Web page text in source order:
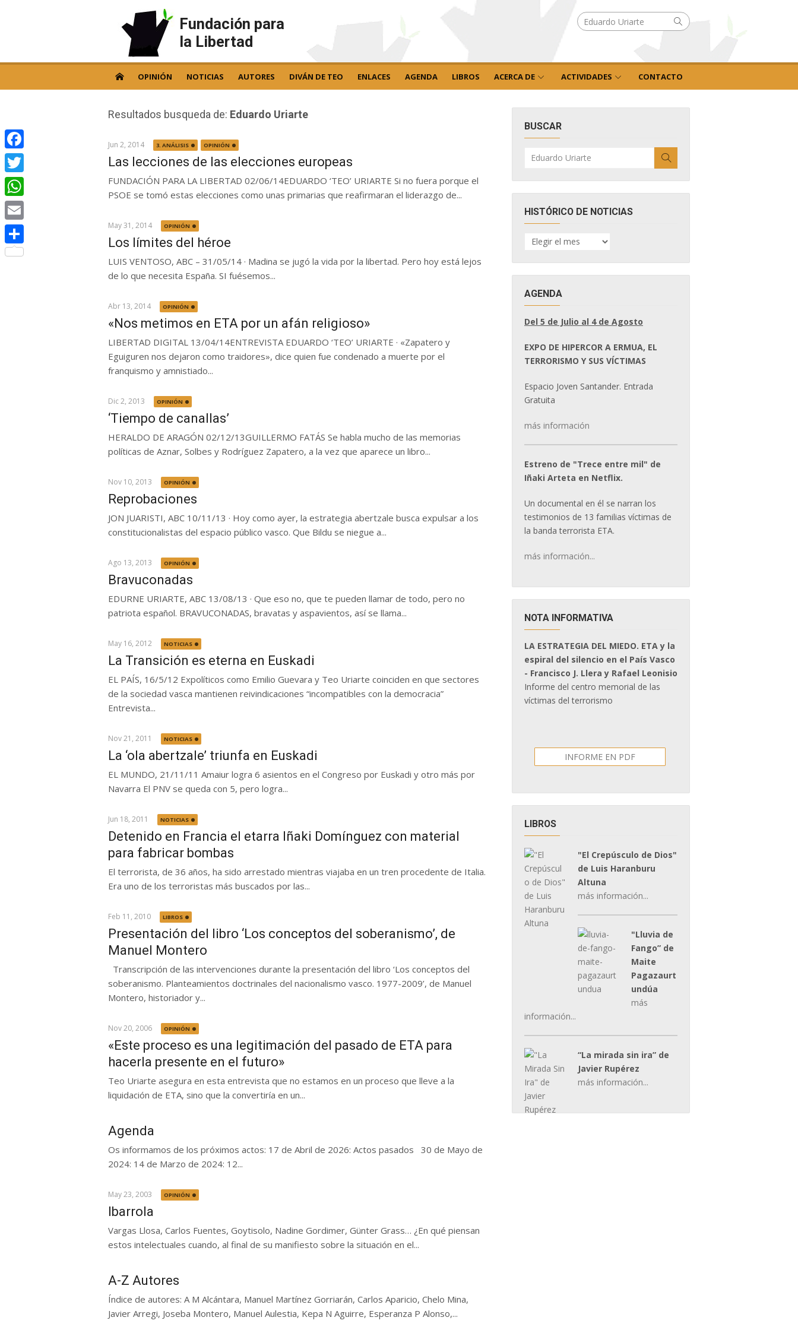
Fundación para
la Libertad
Buscar
por: Buscar
OPINIÓN NOTICIAS AUTORES DIVÁN DE TEO ENLACES AGENDA LIBROS ACERCA DE ACTIVIDADES CONTACTO
Resultados busqueda de: Eduardo Uriarte
Jun 2, 2014 3. ANÁLISIS OPINIÓN
Las lecciones de las elecciones europeas
FUNDACIÓN PARA LA LIBERTAD 02/06/14EDUARDO ‘TEO’ URIARTE Si no fuera porque el
PSOE se tomó estas elecciones como unas primarias que reafirmaran el liderazgo de...
May 31, 2014 OPINIÓN
Los límites del héroe
LUIS VENTOSO, ABC – 31/05/14 · Madina se jugó la vida por la libertad. Pero hoy está lejos
de lo que necesita España. SI fuésemos...
Abr 13, 2014 OPINIÓN
«Nos metimos en ETA por un afán religioso»
LIBERTAD DIGITAL 13/04/14ENTREVISTA EDUARDO ‘TEO’ URIARTE · «Zapatero y
Eguiguren nos dejaron como traidores», dice quien fue condenado a muerte por el
franquismo y amnistiado...
Dic 2, 2013 OPINIÓN
‘Tiempo de canallas’
HERALDO DE ARAGÓN 02/12/13GUILLERMO FATÁS Se habla mucho de las memorias
políticas de Aznar, Solbes y Rodríguez Zapatero, a la vez que aparece un libro...
Nov 10, 2013 OPINIÓN
Reprobaciones
JON JUARISTI, ABC 10/11/13 · Hoy como ayer, la estrategia abertzale busca expulsar a los
constitucionalistas del espacio público vasco. Que Bildu se niegue a...
Ago 13, 2013 OPINIÓN
Bravuconadas
EDURNE URIARTE, ABC 13/08/13 · Que eso no, que te pueden llamar de todo, pero no
patriota español. BRAVUCONADAS, bravatas y aspavientos, así se llama...
May 16, 2012 NOTICIAS
La Transición es eterna en Euskadi
EL PAÍS, 16/5/12 Expolíticos como Emilio Guevara y Teo Uriarte coinciden en que sectores
de la sociedad vasca mantienen reivindicaciones “incompatibles con la democracia”
Entrevista...
Nov 21, 2011 NOTICIAS
La ‘ola abertzale’ triunfa en Euskadi
EL MUNDO, 21/11/11 Amaiur logra 6 asientos en el Congreso por Euskadi y otro más por
Navarra El PNV se queda con 5, pero logra...
Jun 18, 2011 NOTICIAS
Detenido en Francia el etarra Iñaki Domínguez con material
para fabricar bombas
El terrorista, de 36 años, ha sido arrestado mientras viajaba en un tren procedente de Italia.
Era uno de los terroristas más buscados por las...
Feb 11, 2010 LIBROS
Presentación del libro ‘Los conceptos del soberanismo’, de
Manuel Montero
Transcripción de las intervenciones durante la presentación del libro ‘Los conceptos del
soberanismo. Planteamientos doctrinales del nacionalismo vasco. 1977-2009’, de Manuel
Montero, historiador y...
Nov 20, 2006 OPINIÓN
«Este proceso es una legitimación del pasado de ETA para
hacerla presente en el futuro»
Teo Uriarte asegura en esta entrevista que no estamos en un proceso que lleve a la
liquidación de ETA, sino que la convertiría en un...
Agenda
Os informamos de los próximos actos: 17 de Abril de 2026: Actos pasados 30 de Mayo de
2024: 14 de Marzo de 2024: 12...
May 23, 2003 OPINIÓN
Ibarrola
Vargas Llosa, Carlos Fuentes, Goytisolo, Nadine Gordimer, Günter Grass… ¿En qué piensan
estos intelectuales cuando, al final de su manifiesto sobre la situación en el...
A-Z Autores
Índice de autores: A M Alcántara, Manuel Martínez Gorriarán, Carlos Aparicio, Chelo Mina,
Javier Arregi, Joseba Montero, Manuel Aulestia, Kepa N Aguirre, Esperanza P Alonso,...
BUSCAR
por:
HISTÓRICO DE NOTICIAS
HISTÓRICO
DE
AGENDA
Del 5 de Julio al 4 de Agosto
EXPO DE HIPERCOR A ERMUA, EL
TERRORISMO Y SUS VÍCTIMAS
Espacio Joven Santander. Entrada
Gratuita
más información
Estreno de "Trece entre mil" de
Iñaki Arteta en Netflix.
Un documental en él se narran los
testimonios de 13 familias víctimas de
la banda terrorista ETA.
más información...
NOTA INFORMATIVA
LA ESTRATEGIA DEL MIEDO. ETA y la
espiral del silencio en el País Vasco
- Francisco J. Llera y Rafael Leonisio
Informe del centro memorial de las
víctimas del terrorismo
INFORME EN PDF
LIBROS
"El Crepúsculo de Dios"
de Luis Haranburu
Altuna
más información...
"Lluvia de
Fango” de
Maite
Pagazaurt
undúa
más
información...
“La mirada sin ira” de
Javier Rupérez
más información...
Facebook
Twitter
WhatsApp
Email
Compartir